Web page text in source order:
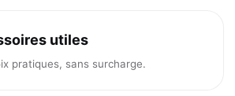
utiles
pratiques, sans surcharge.